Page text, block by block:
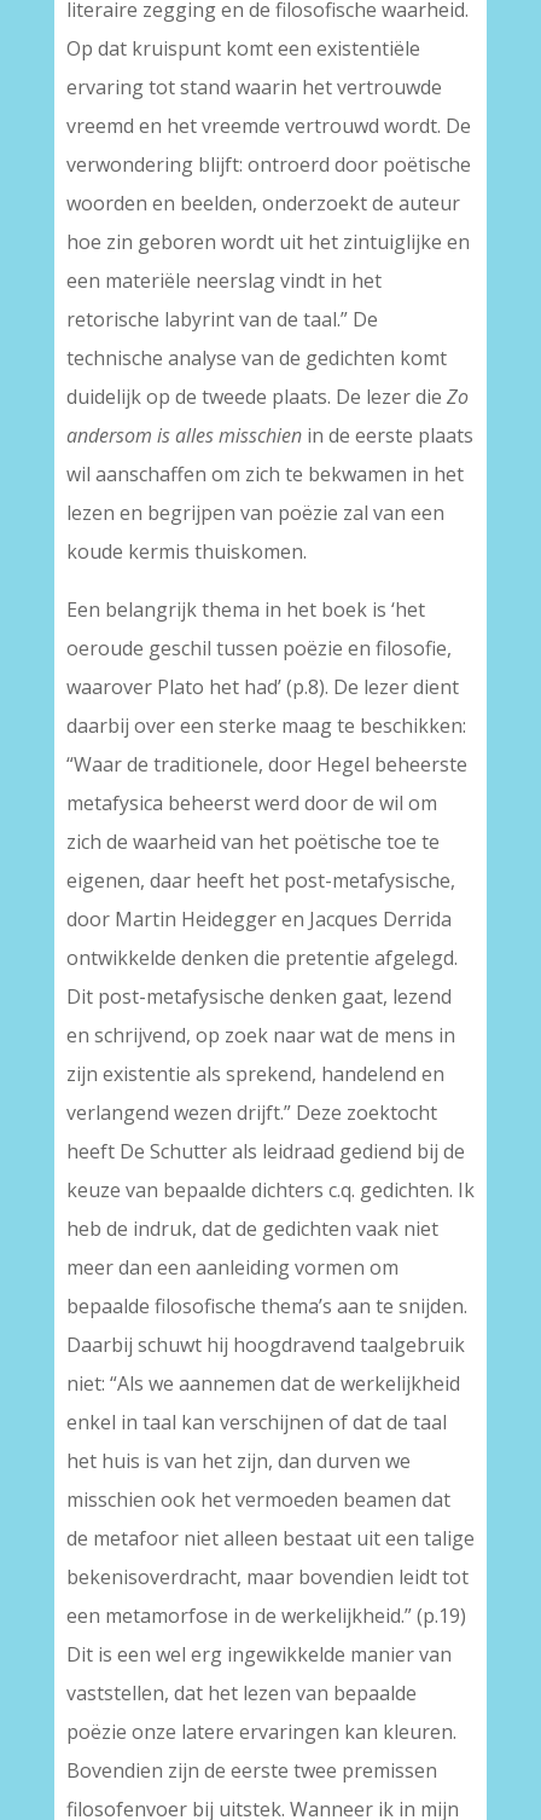
literaire zegging en de filosofische waarheid.
Op dat kruispunt komt een existentiële
ervaring tot stand waarin het vertrouwde
vreemd en het vreemde vertrouwd wordt. De
verwondering blijft: ontroerd door poëtische
woorden en beelden, onderzoekt de auteur
hoe zin geboren wordt uit het zintuiglijke en
een materiële neerslag vindt in het
retorische labyrint van de taal.” De
technische analyse van de gedichten komt
duidelijk op de tweede plaats. De lezer die Zo
andersom is alles misschien in de eerste plaats
wil aanschaffen om zich te bekwamen in het
lezen en begrijpen van poëzie zal van een
koude kermis thuiskomen.
Een belangrijk thema in het boek is ‘het
oeroude geschil tussen poëzie en filosofie,
waarover Plato het had’ (p.8). De lezer dient
daarbij over een sterke maag te beschikken:
“Waar de traditionele, door Hegel beheerste
metafysica beheerst werd door de wil om
zich de waarheid van het poëtische toe te
eigenen, daar heeft het post-metafysische,
door Martin Heidegger en Jacques Derrida
ontwikkelde denken die pretentie afgelegd.
Dit post-metafysische denken gaat, lezend
en schrijvend, op zoek naar wat de mens in
zijn existentie als sprekend, handelend en
verlangend wezen drijft.” Deze zoektocht
heeft De Schutter als leidraad gediend bij de
keuze van bepaalde dichters c.q. gedichten. Ik
heb de indruk, dat de gedichten vaak niet
meer dan een aanleiding vormen om
bepaalde filosofische thema’s aan te snijden.
Daarbij schuwt hij hoogdravend taalgebruik
niet: “Als we aannemen dat de werkelijkheid
enkel in taal kan verschijnen of dat de taal
het huis is van het zijn, dan durven we
misschien ook het vermoeden beamen dat
de metafoor niet alleen bestaat uit een talige
bekenisoverdracht, maar bovendien leidt tot
een metamorfose in de werkelijkheid.” (p.19)
Dit is een wel erg ingewikkelde manier van
vaststellen, dat het lezen van bepaalde
poëzie onze latere ervaringen kan kleuren.
Bovendien zijn de eerste twee premissen
filosofenvoer bij uitstek. Wanneer ik in mijn